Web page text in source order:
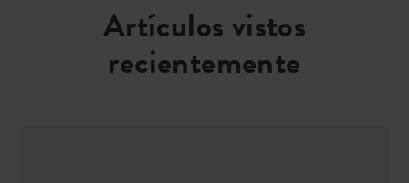
Artículos vistos
recientemente